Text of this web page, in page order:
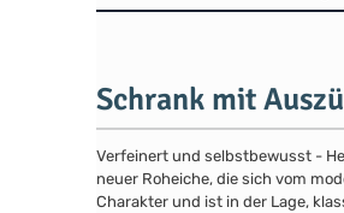
Schrank mit
Verfeinert und selbstbewusst -
neuer Roheiche, die sich vom
Charakter und ist in der Lage,